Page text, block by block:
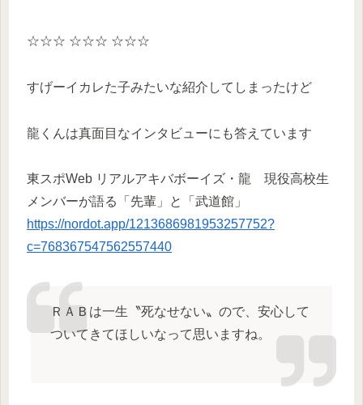
☆☆☆ ☆☆☆ ☆☆☆
すげーイカレた子みたいな紹介してしまったけど
龍くんは真面目なインタビューにも答えています
東スポWeb リアルアキバボーイズ・龍 現役高校生
メンバーが語る「先輩」と「武道館」
https://nordot.app/1213686981953257752?
c=768367547562557440
ＲＡＢは一生〝死なせない〟ので、安心して
ついてきてほしいなって思いますね。